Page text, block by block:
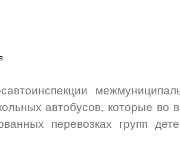
автобусов, которые во
перевозках групп